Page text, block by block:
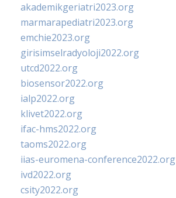
akademikgeriatri2023.org
marmarapediatri2023.org
emchie2023.org
girisimselradyoloji2022.org
utcd2022.org
biosensor2022.org
ialp2022.org
klivet2022.org
ifac-hms2022.org
taoms2022.org
iias-euromena-conference2022.org
ivd2022.org
csity2022.org